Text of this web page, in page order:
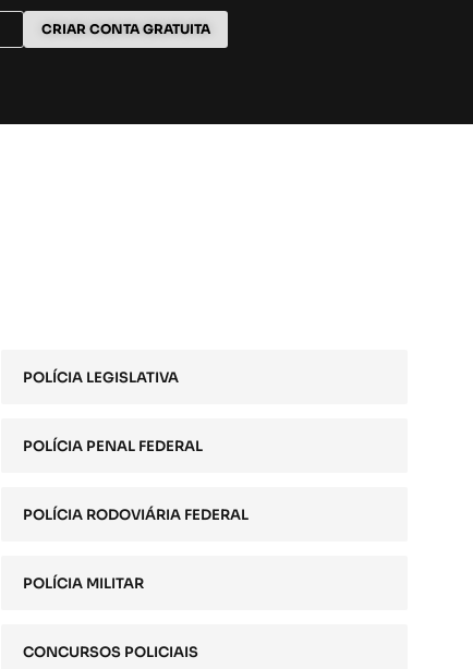
CRIAR CONTA GRATUITA
POLÍCIA LEGISLATIVA
POLÍCIA PENAL FEDERAL
POLÍCIA RODOVIÁRIA FEDERAL
POLÍCIA MILITAR
CONCURSOS POLICIAIS